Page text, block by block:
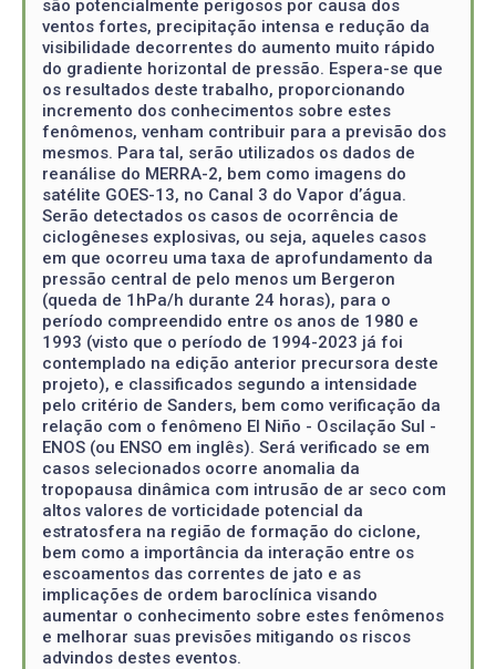
são potencialmente perigosos por causa dos
ventos fortes, precipitação intensa e redução da
visibilidade decorrentes do aumento muito rápido
do gradiente horizontal de pressão. Espera-se que
os resultados deste trabalho, proporcionando
incremento dos conhecimentos sobre estes
fenômenos, venham contribuir para a previsão dos
mesmos. Para tal, serão utilizados os dados de
reanálise do MERRA-2, bem como imagens do
satélite GOES-13, no Canal 3 do Vapor d’água.
Serão detectados os casos de ocorrência de
ciclogêneses explosivas, ou seja, aqueles casos
em que ocorreu uma taxa de aprofundamento da
pressão central de pelo menos um Bergeron
(queda de 1hPa/h durante 24 horas), para o
período compreendido entre os anos de 1980 e
1993 (visto que o período de 1994-2023 já foi
contemplado na edição anterior precursora deste
projeto), e classificados segundo a intensidade
pelo critério de Sanders, bem como verificação da
relação com o fenômeno El Niño - Oscilação Sul -
ENOS (ou ENSO em inglês). Será verificado se em
casos selecionados ocorre anomalia da
tropopausa dinâmica com intrusão de ar seco com
altos valores de vorticidade potencial da
estratosfera na região de formação do ciclone,
bem como a importância da interação entre os
escoamentos das correntes de jato e as
implicações de ordem baroclínica visando
aumentar o conhecimento sobre estes fenômenos
e melhorar suas previsões mitigando os riscos
advindos destes eventos.